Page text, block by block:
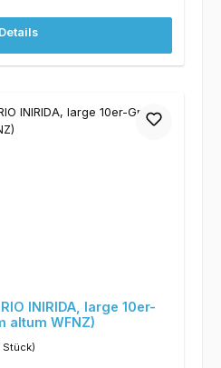
Details
INIRIDA, large 10er-
altum WFNZ)
Stück)